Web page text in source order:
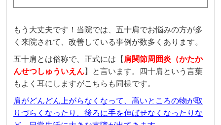
もう大丈夫です！当院では、五十肩でお悩みの方が多
く来院されて、改善している事例が数多くあります。
五十肩とは俗称で、正式には【 肩関節周囲炎（かたか
んせつしゅういえん】と言います。四十肩という言葉
もよく耳にしますがこちらも同様です。
肩がどんどん上がらなくなって、高いところの物が取
りづらくなったり、後ろに手を伸ばせなくなったりな